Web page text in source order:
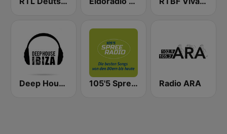
Deep House Ibiza 105'5 Spreeradio Radio ARA